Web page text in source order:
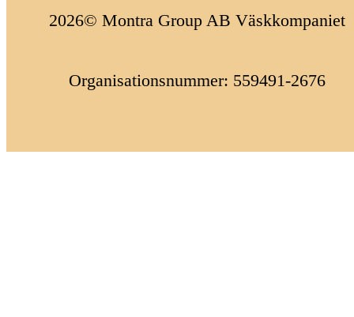
2026© Montra Group AB Väskkompaniet
Organisationsnummer: 559491-2676